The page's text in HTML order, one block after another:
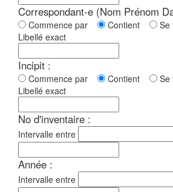
Correspondant-e (Nom Prénom
Commence par Contient
Se
Libellé exact
Incipit :
Commence par Contient
Se
Libellé exact
No d'inventaire :
Intervalle entre
Année :
Intervalle entre